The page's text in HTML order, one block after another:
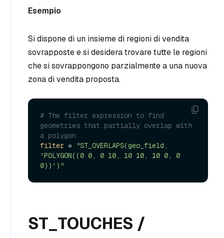
Esempio
Si dispone di un insieme di regioni di vendita
sovrapposte e si desidera trovare tutte le regioni
che si sovrappongono parzialmente a una nuova
zona di vendita proposta.
# The filter expression to find
geometries that partially overlap with
a polygon.
filter =
"ST_OVERLAPS(geo_field,
'POLYGON((0 0, 0 10, 10 10, 10 0, 0
0))')"
ST_TOUCHES /